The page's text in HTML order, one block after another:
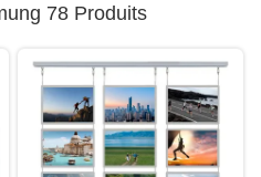
78 Produits